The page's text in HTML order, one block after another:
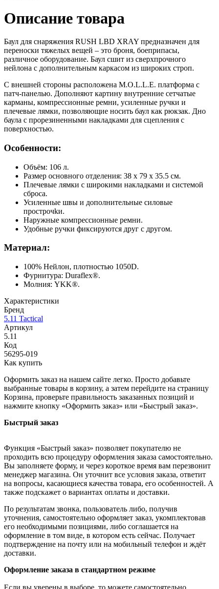
Описание товара
Баул для снаряжения RUSH LBD XRAY предназначен для
переноски тяжелых вещей – это броня, боеприпасы,
различное оборудование. Баул сшит из сверхпрочного
нейлона с дополнительным каркасом из широких строп.
С внешней стороны расположена M.O.L.L.E. платформа с
патч-панелью. Дополняют картину внутренние сетчатые
карманы, компрессионные ремни, усиленные ручки и
плечевые лямки, позволяющие носить баул как рюкзак. Дно
баула с прорезиненными накладками для сцепления с
поверхностью.
Особенности:
Объём: 106 л.
Размер основного отделения: 38 x 79 x 35.5 см.
Плечевые лямки с широкими накладками и системой
сброса.
Усиленные швы и дополнительные силовые
прострочkи.
Наружные компрессионные ремни.
Удобные ручки фиксируются друг с другом.
Материал:
100% Нейлон, плотностью 1050D.
Фурнитура: Duraflex®.
Молния: YKK®.
Характеристики
Бренд
5.11 Tactical
Артикул
5.11
Код
56295-019
Как купить
Оформить заказ на нашем сайте легко. Просто добавьте
выбранные товары в корзину, а затем перейдите на страницу
Корзина, проверьте правильность заказанных позиций и
нажмите кнопку «Оформить заказ» или «Быстрый заказ».
Быстрый заказ
Функция «Быстрый заказ» позволяет покупателю не
проходить всю процедуру оформления заказа самостоятельно.
Вы заполняете форму, и через короткое время вам перезвонит
менеджер магазина. Он уточнит все условия заказа, ответит
на вопросы, касающиеся качества товара, его особенностей. А
также подскажет о вариантах оплаты и доставки.
По результатам звонка, пользователь либо, получив
уточнения, самостоятельно оформляет заказ, укомплектовав
его необходимыми позициями, либо соглашается на
оформление в том виде, в котором есть сейчас. Получает
подтверждение на почту или на мобильный телефон и ждёт
доставки.
Оформление заказа в стандартном режиме
Если вы уверены в выборе, то можете самостоятельно